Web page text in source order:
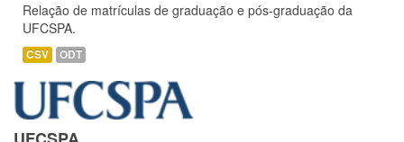
Relação de matrículas de graduação e pós-graduação da
UFCSPA.
CSV ODT